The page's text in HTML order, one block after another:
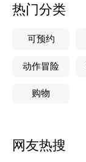
热门分类
可预约
动作冒险
购物
网友热搜